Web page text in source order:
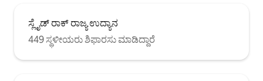
ಸ್ಲೈಡ್ ರಾಕ್ ರಾಜ್ಯ ಉದ್ಯಾನ
449 ಸ್ಥಳೀಯರು ಶಿಫಾರಸು ಮಾಡಿದ್ದಾರೆ